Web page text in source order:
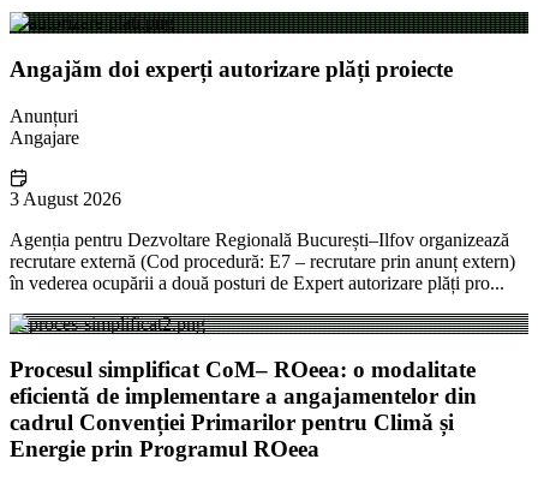
Angajăm doi experți autorizare plăți proiecte
Anunțuri
Angajare
3 August 2026
Agenția pentru Dezvoltare Regională București–Ilfov organizează
recrutare externă (Cod procedură: E7 – recrutare prin anunț extern)
în vederea ocupării a două posturi de Expert autorizare plăți pro...
Procesul simplificat CoM– ROeea: o modalitate
eficientă de implementare a angajamentelor din
cadrul Convenției Primarilor pentru Climă și
Energie prin Programul ROeea